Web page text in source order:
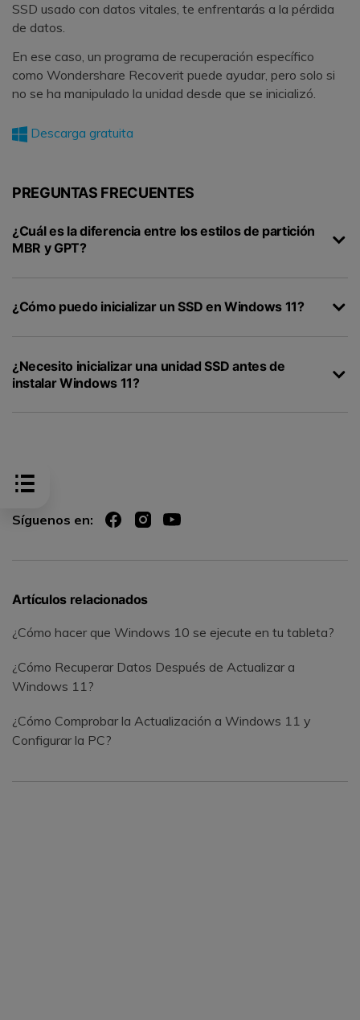
SSD usado con datos vitales, te enfrentarás a la pérdida
de datos.
En ese caso, un programa de recuperación específico
como Wondershare Recoverit puede ayudar, pero solo si
no se ha manipulado la unidad desde que se inicializó.
Descarga gratuita
PREGUNTAS FRECUENTES
¿Cuál es la diferencia entre los estilos de partición
MBR y GPT?
¿Cómo puedo inicializar un SSD en Windows 11?
¿Necesito inicializar una unidad SSD antes de
instalar Windows 11?
Síguenos en:
Artículos relacionados
¿Cómo hacer que Windows 10 se ejecute en tu tableta?
¿Cómo Recuperar Datos Después de Actualizar a
Windows 11?
¿Cómo Comprobar la Actualización a Windows 11 y
Configurar la PC?